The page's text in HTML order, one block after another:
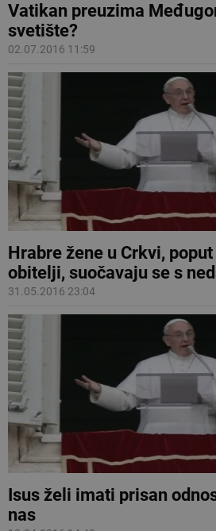
Vatikan preuzima
svetište?
02.07.2016 11:59
Hrabre žene u Crkvi,
obitelji, suočavaju se s
31.05.2016 23:04
Isus želi imati prisan
nas